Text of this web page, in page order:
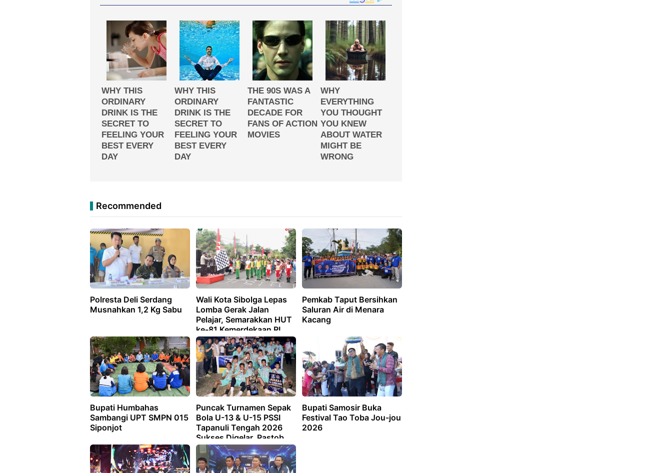
Recommended
Polresta Deli Serdang
Musnahkan 1,2 Kg Sabu
Wali Kota Sibolga Lepas
Lomba Gerak Jalan
Pelajar, Semarakkan HUT
ke-81 Kemerdekaan RI
Pemkab Taput Bersihkan
Saluran Air di Menara
Kacang
Bupati Humbahas
Sambangi UPT SMPN 015
Siponjot
Puncak Turnamen Sepak
Bola U-13 & U-15 PSSI
Tapanuli Tengah 2026
Sukses Digelar, Pastob
FC dan SSB Sahata Barus
Sabet Juara Pertama
Bupati Samosir Buka
Festival Tao Toba Jou-jou
2026